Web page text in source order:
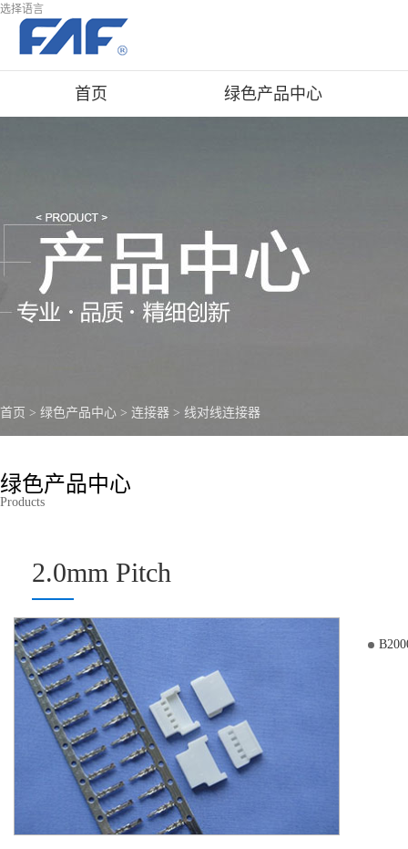
选择语言
首页 绿色产品中心
首页 > 绿色产品中心 > 连接器 > 线对线连接器
绿色产品中心
Products
2.0mm Pitch